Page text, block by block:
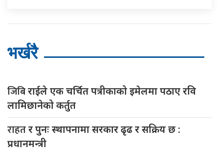
भर्खरै
जिबिराईले एक चर्चित पत्रीकाको इमेलमा पठाए रवि
लामिछानेको कर्तुत
राहतर पुनः स्थापनामा सरकार ढृढ र सक्रिय छ :
प्रधानमन्त्री